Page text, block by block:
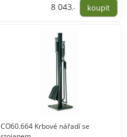
8 043,-
CO60.664 Krbové nářadí se